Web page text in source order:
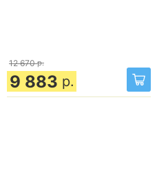
12 670 р.
9 883 р.